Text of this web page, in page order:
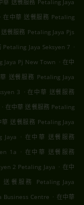
華 送餐服務 Petaling Jaya
. 在中華 送餐服務 Petaling
餐服務 Petaling Jaya Pjs
Petaling Jaya Seksyen 7 .
Jaya Pj New Town . 在中
送餐服務 Petaling Jaya
3 . 在中華 送餐服務
. 在中華 送餐服務 Petaling
華 送餐服務 Petaling Jaya
Jaya . 在中華 送餐服務
1a . 在中華 送餐服務
2 Petaling Jaya . 在中
送餐服務 Petaling Jaya
Business Centre . 在中華